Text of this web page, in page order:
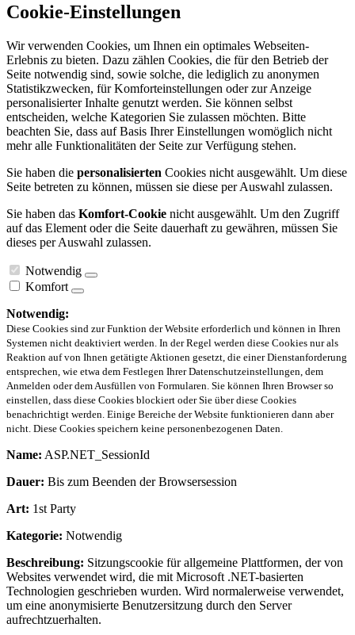
Cookie-Einstellungen
Wir verwenden Cookies, um Ihnen ein optimales Webseiten-
Erlebnis zu bieten. Dazu zählen Cookies, die für den Betrieb der
Seite notwendig sind, sowie solche, die lediglich zu anonymen
Statistikzwecken, für Komforteinstellungen oder zur Anzeige
personalisierter Inhalte genutzt werden. Sie können selbst
entscheiden, welche Kategorien Sie zulassen möchten. Bitte
beachten Sie, dass auf Basis Ihrer Einstellungen womöglich nicht
mehr alle Funktionalitäten der Seite zur Verfügung stehen.
Sie haben die personalisierten Cookies nicht ausgewählt. Um diese
Seite betreten zu können, müssen sie diese per Auswahl zulassen.
Sie haben das Komfort-Cookie nicht ausgewählt. Um den Zugriff
auf das Element oder die Seite dauerhaft zu gewähren, müssen Sie
dieses per Auswahl zulassen.
Notwendig
Komfort
Notwendig:
Diese Cookies sind zur Funktion der Website erforderlich und können in Ihren
Systemen nicht deaktiviert werden. In der Regel werden diese Cookies nur als
Reaktion auf von Ihnen getätigte Aktionen gesetzt, die einer Dienstanforderung
entsprechen, wie etwa dem Festlegen Ihrer Datenschutzeinstellungen, dem
Anmelden oder dem Ausfüllen von Formularen. Sie können Ihren Browser so
einstellen, dass diese Cookies blockiert oder Sie über diese Cookies
benachrichtigt werden. Einige Bereiche der Website funktionieren dann aber
nicht. Diese Cookies speichern keine personenbezogenen Daten.
Name: ASP.NET_SessionId
Dauer: Bis zum Beenden der Browsersession
Art: 1st Party
Kategorie: Notwendig
Beschreibung: Sitzungscookie für allgemeine Plattformen, der von
Websites verwendet wird, die mit Microsoft .NET-basierten
Technologien geschrieben wurden. Wird normalerweise verwendet,
um eine anonymisierte Benutzersitzung durch den Server
aufrechtzuerhalten.